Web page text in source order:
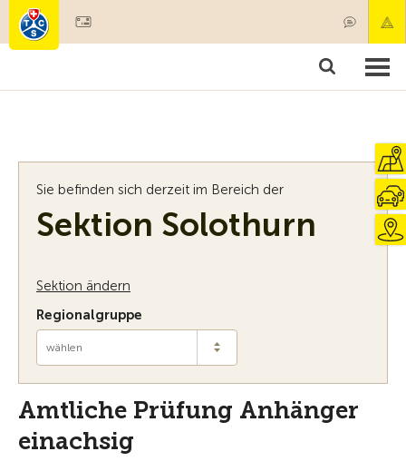
Mitgliedschaft & Leistungen
Sie befinden sich derzeit im Bereich der
Sektion Solothurn
Sektion ändern
Regionalgruppe
wählen
Amtliche Prüfung Anhänger
einachsig